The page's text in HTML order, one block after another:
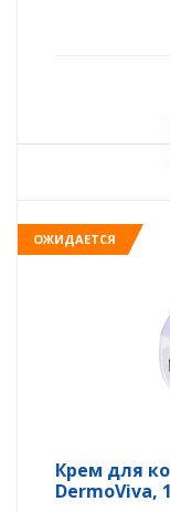
ОЖИДАЕТСЯ
Крем для
DermoViva,